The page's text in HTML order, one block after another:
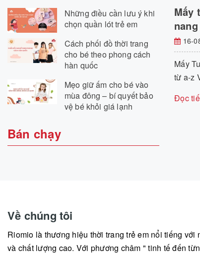
Mấy
16-
Mấy
từ a-z
Đọc
Những điều cần lưu ý khi
chọn quần lót trẻ em
Cách phối đồ thời trang
cho bé theo phong cách
hàn quốc
Mẹo giữ ấm cho bé vào
mùa đông – bí quyết bảo
vệ bé khỏi giá lạnh
Bán chạy
Về chúng tôi
Riomio là thương hiệu thời trang trẻ em nổi tiếng với
và chất lượng cao. Với phương châm " tinh tế đến